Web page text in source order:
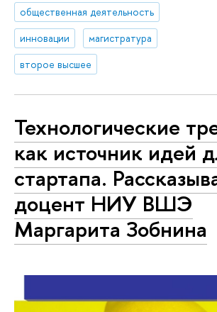
общественная деятельность
инновации
магистратура
второе высшее
Технологические
как источник идей
стартапа.
доцент НИУ ВШЭ
Маргарита Зобнина